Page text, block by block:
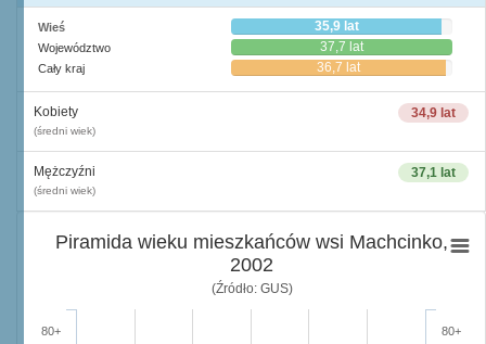
Wieś 35,9 lat
Województwo 37,7 lat
Cały kraj 36,7 lat
34,9 lat
Kobiety
(średni wiek)
37,1 lat
Mężczyźni
(średni wiek)
Piramida wieku mieszkańców wsi Machcinko,
2002
(Źródło: GUS)
80+ 80+